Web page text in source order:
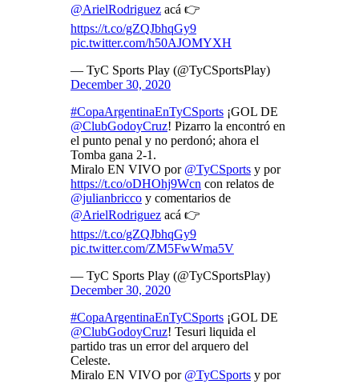
@ArielRodriguez acá 👉
https://t.co/gZQJbhqGy9
pic.twitter.com/h50AJOMYXH
— TyC Sports Play (@TyCSportsPlay)
December 30, 2020
#CopaArgentinaEnTyCSports ¡GOL DE
@ClubGodoyCruz! Pizarro la encontró en
el punto penal y no perdonó; ahora el
Tomba gana 2-1.
Miralo EN VIVO por @TyCSports y por
https://t.co/oDHOhj9Wcn con relatos de
@julianbricco y comentarios de
@ArielRodriguez acá 👉
https://t.co/gZQJbhqGy9
pic.twitter.com/ZM5FwWma5V
— TyC Sports Play (@TyCSportsPlay)
December 30, 2020
#CopaArgentinaEnTyCSports ¡GOL DE
@ClubGodoyCruz! Tesuri liquida el
partido tras un error del arquero del
Celeste.
Miralo EN VIVO por @TyCSports y por